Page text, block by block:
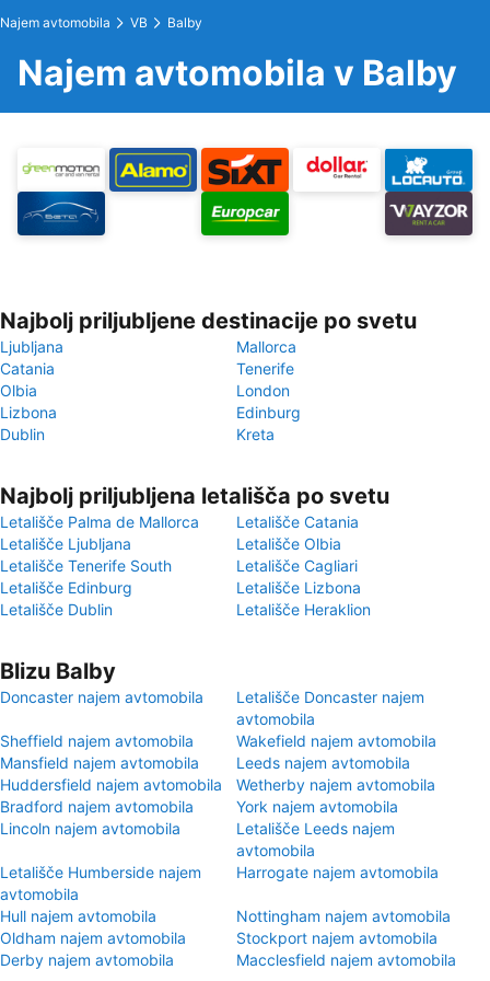
Najem avtomobila VB Balby
Najem avtomobila v Balby
Najbolj priljubljene destinacije po svetu
Ljubljana
Mallorca
Catania
Tenerife
Olbia
London
Lizbona
Edinburg
Dublin
Kreta
Najbolj priljubljena letališča po svetu
Letališče Palma de Mallorca
Letališče Catania
Letališče Ljubljana
Letališče Olbia
Letališče Tenerife South
Letališče Cagliari
Letališče Edinburg
Letališče Lizbona
Letališče Dublin
Letališče Heraklion
Blizu Balby
Doncaster najem avtomobila
Letališče Doncaster najem
avtomobila
Sheffield najem avtomobila
Wakefield najem avtomobila
Mansfield najem avtomobila
Leeds najem avtomobila
Huddersfield najem avtomobila
Wetherby najem avtomobila
Bradford najem avtomobila
York najem avtomobila
Lincoln najem avtomobila
Letališče Leeds najem
avtomobila
Letališče Humberside najem
avtomobila
Harrogate najem avtomobila
Hull najem avtomobila
Nottingham najem avtomobila
Oldham najem avtomobila
Stockport najem avtomobila
Derby najem avtomobila
Macclesfield najem avtomobila